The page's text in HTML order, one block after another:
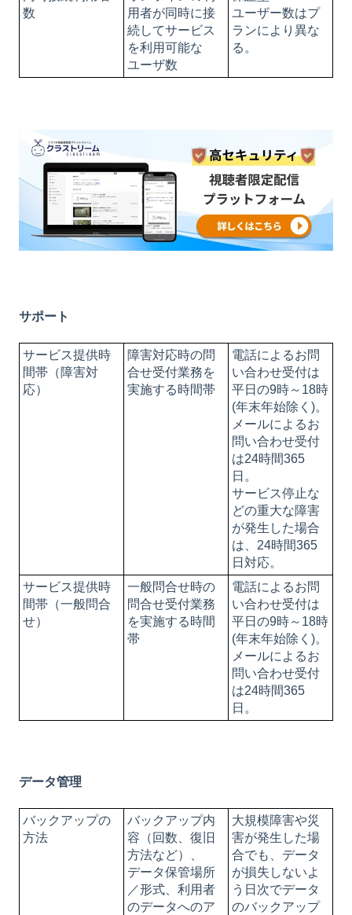
数
用者が同時に接
続してサービス
を利用可能な
ユーザ数
ユーザー数はプ
ランにより異な
る。
サポート
サービス提供時
間帯（障害対
応）
障害対応時の問
合せ受付業務を
実施する時間帯
電話によるお問
い合わせ受付は
平日の9時～18時
(年末年始除く)。
メールによるお
問い合わせ受付
は24時間365
日。
サービス停止な
どの重大な障害
が発生した場合
は、24時間365
日対応。
サービス提供時
間帯（一般問合
せ）
一般問合せ時の
問合せ受付業務
を実施する時間
帯
電話によるお問
い合わせ受付は
平日の9時～18時
(年末年始除く)。
メールによるお
問い合わせ受付
は24時間365
日。
データ管理
バックアップの
方法
バックアップ内
容（回数、復旧
方法など）、
データ保管場所
／形式、利用者
のデータへのア
大規模障害や災
害が発生した場
合でも、データ
が損失しないよ
う日次でデータ
のバックアップ